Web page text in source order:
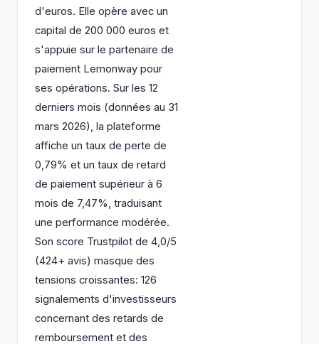
d'euros. Elle opère avec un
capital de 200 000 euros et
s'appuie sur le partenaire de
paiement Lemonway pour
ses opérations. Sur les 12
derniers mois (données au 31
mars 2026), la plateforme
affiche un taux de perte de
0,79% et un taux de retard
de paiement supérieur à 6
mois de 7,47%, traduisant
une performance modérée.
Son score Trustpilot de 4,0/5
(424+ avis) masque des
tensions croissantes: 126
signalements d'investisseurs
concernant des retards de
remboursement et des